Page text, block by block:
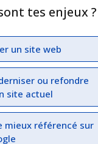
tes enjeux ?
un site web
ou refondre
site actuel
mieux référencé sur